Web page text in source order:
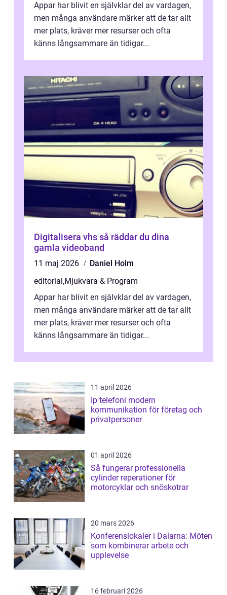
Appar har blivit en självklar del av vardagen,
men många användare märker att de tar allt
mer plats, kräver mer resurser och ofta
känns långsammare än tidigar...
Digitalisera vhs så räddar du dina
gamla videoband
11 maj 2026
Daniel Holm
editorial ,Mjukvara & Program
Appar har blivit en självklar del av vardagen,
men många användare märker att de tar allt
mer plats, kräver mer resurser och ofta
känns långsammare än tidigar...
11 april 2026
Ip telefoni modern
kommunikation för företag och
privatpersoner
01 april 2026
Så fungerar professionella
cylinder reperationer för
motorcyklar och snöskotrar
20 mars 2026
Konferenslokaler i Dalarna: Möten
som kombinerar arbete och
upplevelse
16 februari 2026